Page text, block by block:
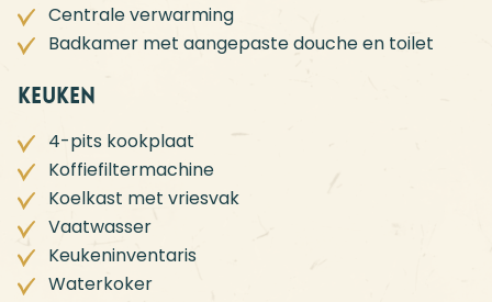
Centrale verwarming
Badkamer met aangepaste douche en toilet
Keuken
4-pits kookplaat
Koffiefiltermachine
Koelkast met vriesvak
Vaatwasser
Keukeninventaris
Waterkoker